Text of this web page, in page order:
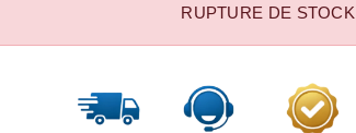
optimale pour nourrir vos muscles instantanément
RUPTURE DE STOCK